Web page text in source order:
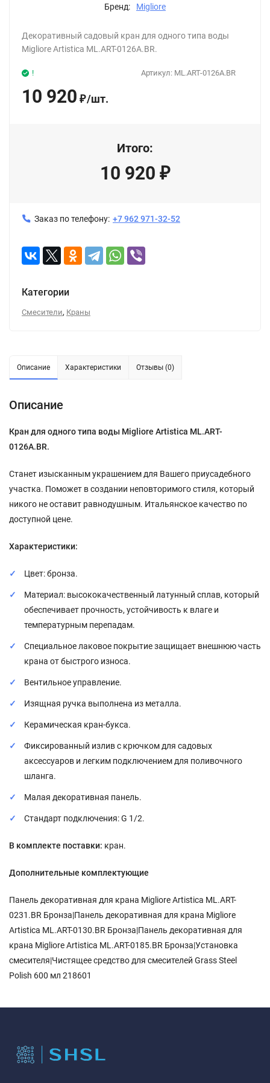
Бренд: Migliore
Декоративный садовый кран для одного типа воды
Migliore Artistica ML.ART-0126A.BR.
Артикул: ML.ART-0126A.BR
!
10 920 ₽/шт.
Итого:
10 920 ₽
Заказ по телефону: +7 962 971-32-52
Категории
Смесители, Краны
Описание Характеристики Отзывы (0)
Описание
Кран для одного типа воды Migliore Artistica ML.ART-
0126A.BR.
Станет изысканным украшением для Вашего приусадебного
участка. Поможет в создании неповторимого стиля, который
никого не оставит равнодушным. Итальянское качество по
доступной цене.
Характеристики:
Цвет: бронза.
Материал: высококачественный латунный сплав, который
обеспечивает прочность, устойчивость к влаге и
температурным перепадам.
Специальное лаковое покрытие защищает внешнюю часть
крана от быстрого износа.
Вентильное управление.
Изящная ручка выполнена из металла.
Керамическая кран-букса.
Фиксированный излив с крючком для садовых
аксессуаров и легким подключением для поливочного
шланга.
Малая декоративная панель.
Стандарт подключения: G 1/2.
В комплекте поставки: кран.
Дополнительные комплектующие
Панель декоративная для крана Migliore Artistica ML.ART-
0231.BR Бронза|Панель декоративная для крана Migliore
Artistica ML.ART-0130.BR Бронза|Панель декоративная для
крана Migliore Artistica ML.ART-0185.BR Бронза|Установка
смесителя|Чистящее средство для смесителей Grass Steel
Polish 600 мл 218601